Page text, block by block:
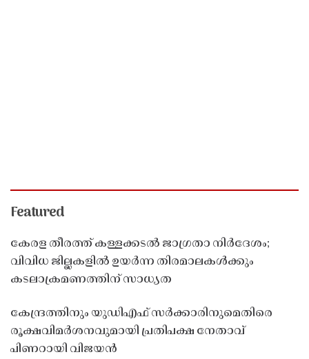
Featured
കേരള തീരത്ത് കള്ളക്കടൽ ജാഗ്രതാ നിർദേശം;
വിവിധ ജില്ലകളിൽ ഉയർന്ന തിരമാലകൾക്കും
കടലാക്രമണത്തിന് സാധ്യത
കേന്ദ്രത്തിനും യുഡിഎഫ് സർക്കാരിനുമെതിരെ
രൂക്ഷവിമർശനവുമായി പ്രതിപക്ഷ നേതാവ്
പിണറായി വിജയൻ